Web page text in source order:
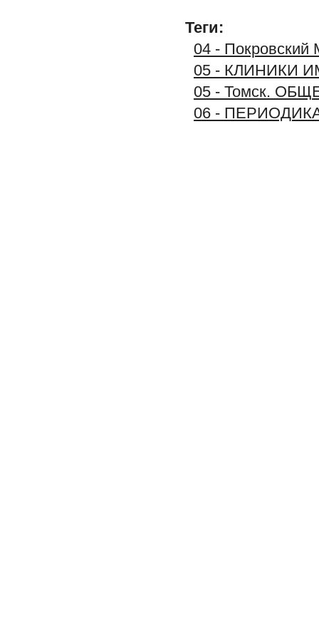
Теги:
04 - Покровский
05 - КЛИНИКИ
05 - Томск.
06 -